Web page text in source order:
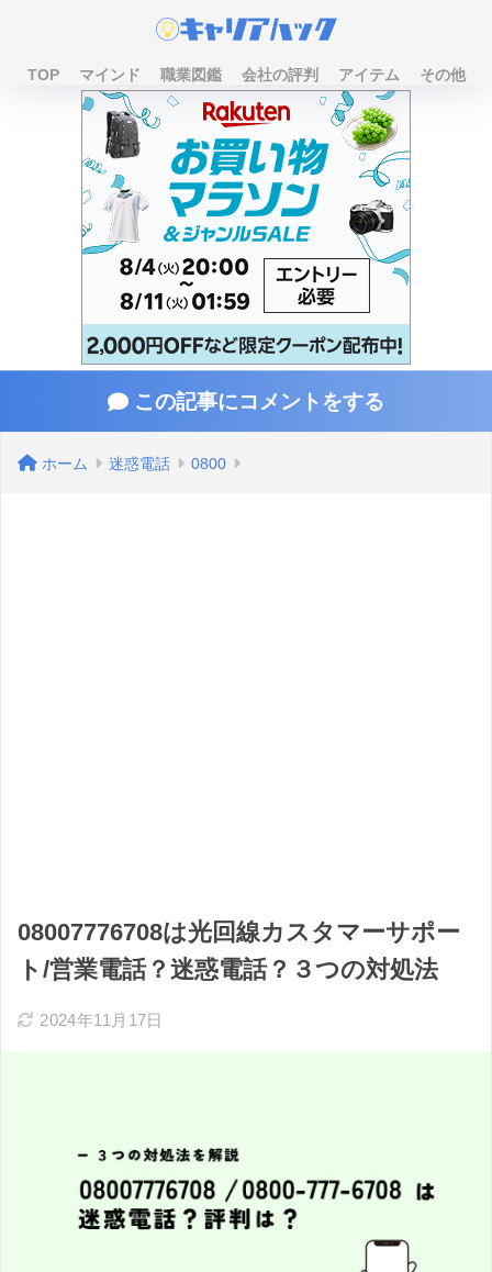
TOP マインド 職業図鑑 会社の評判 アイテム その他
この記事にコメントをする
ホーム 迷惑電話 0800
08007776708は光回線カスタマーサポー
ト/営業電話？迷惑電話？３つの対処法
2024年11月17日